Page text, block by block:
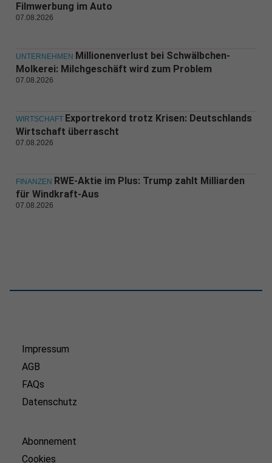
Filmwerbung im Auto
07.08.2026
UNTERNEHMEN Millionenverlust bei Schwälbchen-
Molkerei: Milchgeschäft wird zum Problem
07.08.2026
WIRTSCHAFT Exportrekord trotz Krisen: Deutschlands
Wirtschaft überrascht
07.08.2026
FINANZEN RWE-Aktie im Plus: Trump zahlt Milliarden
für Windkraft-Aus
07.08.2026
Impressum
AGB
FAQs
Datenschutz
Abonnement
Cookies